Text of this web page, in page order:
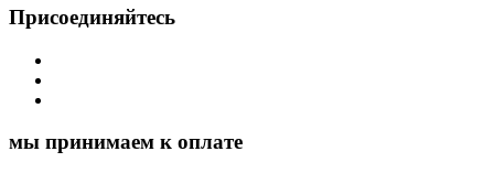
Присоединяйтесь
мы принимаем к оплате